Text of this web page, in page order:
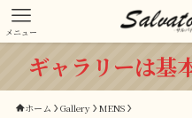
メニュー
ギャラリーは基
ホーム Gallery MENS